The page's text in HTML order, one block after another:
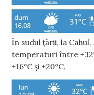
În sudul țării, la
temperaturi între
+16°C și +20°C.